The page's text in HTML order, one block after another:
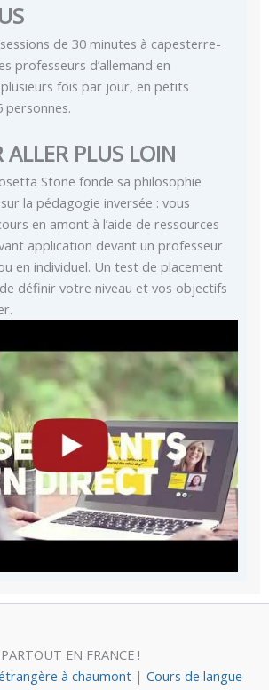
de 30 minutes à capesterre-
professeurs d’allemand en
fois par jour, en petits
personnes.
ALLER PLUS LOIN
Stone fonde sa philosophie
la pédagogie inversée : vous
en amont à l’aide de ressources
application devant un professeur
en individuel. Un test de placement
définir votre niveau et vos objectifs
PARTOUT EN FRANCE !
à chaumont | Cours de langue